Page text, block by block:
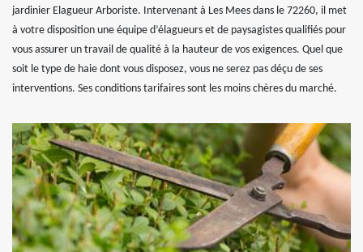
jardinier Elagueur Arboriste. Intervenant à Les Mees dans le 72260, il met
à votre disposition une équipe d’élagueurs et de paysagistes qualifiés pour
vous assurer un travail de qualité à la hauteur de vos exigences. Quel que
soit le type de haie dont vous disposez, vous ne serez pas déçu de ses
interventions. Ses conditions tarifaires sont les moins chères du marché.